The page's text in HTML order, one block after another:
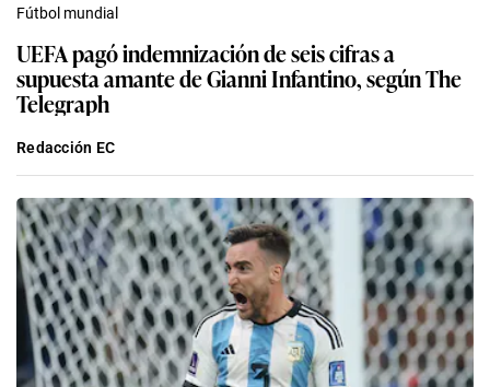
Fútbol mundial
UEFA pagó indemnización de seis cifras a
supuesta amante de Gianni Infantino, según The
Telegraph
Redacción EC